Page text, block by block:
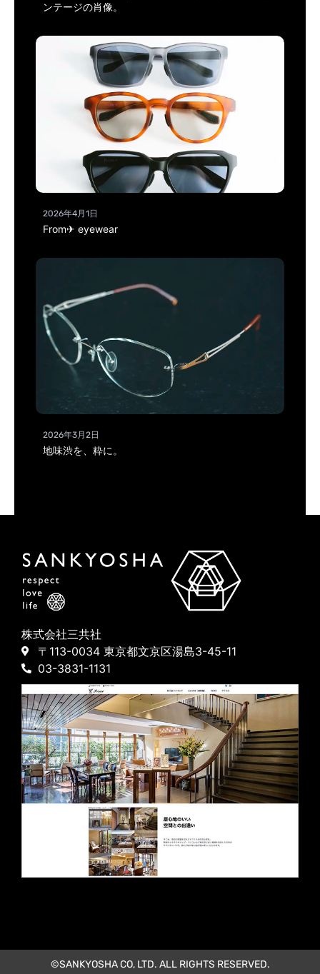
ンテージの肖像。
2026年4月1日
From✈ eyewear
2026年3月2日
地味渋を、粋に。
株式会社三共社
〒113-0034 東京都文京区湯島3-45-11
03-3831-1131
©SANKYOSHA CO, LTD. ALL RIGHTS RESERVED.